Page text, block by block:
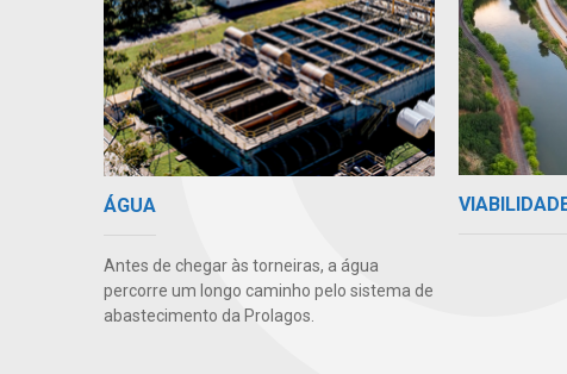
ÁGUA
Antes de chegar às torneiras, a água
percorre um longo caminho pelo sistema de
abastecimento da Prolagos.